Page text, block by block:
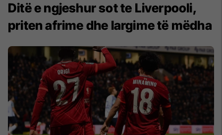
Ditë e ngjeshur sot te Liverpooli,
priten afrime dhe largime të mëdha